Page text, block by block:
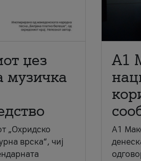
џез
музичка
„Охридско
врска“, чиј
A1
A1